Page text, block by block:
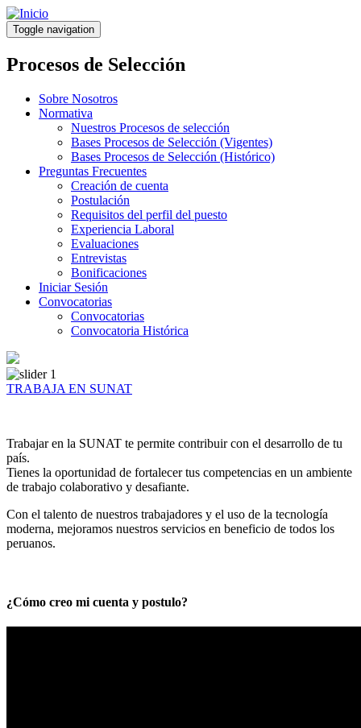
Pasar
al
contenido
principal
Toggle navigation
Procesos de Selección
Sobre Nosotros
Normativa
Nuestros Procesos de selección
Bases Procesos de Selección (Vigentes)
Bases Procesos de Selección (Histórico)
Preguntas Frecuentes
Creación de cuenta
Postulación
Requisitos del perfil del puesto
Experiencia Laboral
Evaluaciones
Entrevistas
Bonificaciones
Iniciar Sesión
Convocatorias
Convocatorias
Convocatoria Histórica
TRABAJA EN SUNAT
Trabajar en la SUNAT te permite contribuir con el desarrollo de tu
país.
Tienes la oportunidad de fortalecer tus competencias en un ambiente
de trabajo colaborativo y desafiante.
Con el talento de nuestros trabajadores y el uso de la tecnología
moderna, mejoramos nuestros servicios en beneficio de todos los
peruanos.
¿Cómo creo mi cuenta y postulo?